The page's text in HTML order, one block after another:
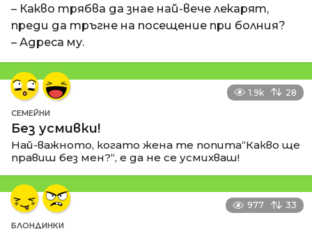
– Какво трябва да знае най-вече лекарят,
преди да тръгне на посещение при болния?
– Адреса му.
1.9k 28
СЕМЕЙНИ
Без усмивки!
Най-важното, когато жена те попита“Какво ще
правиш без мен?“, е да не се усмихваш!
977 33
БЛОНДИНКИ